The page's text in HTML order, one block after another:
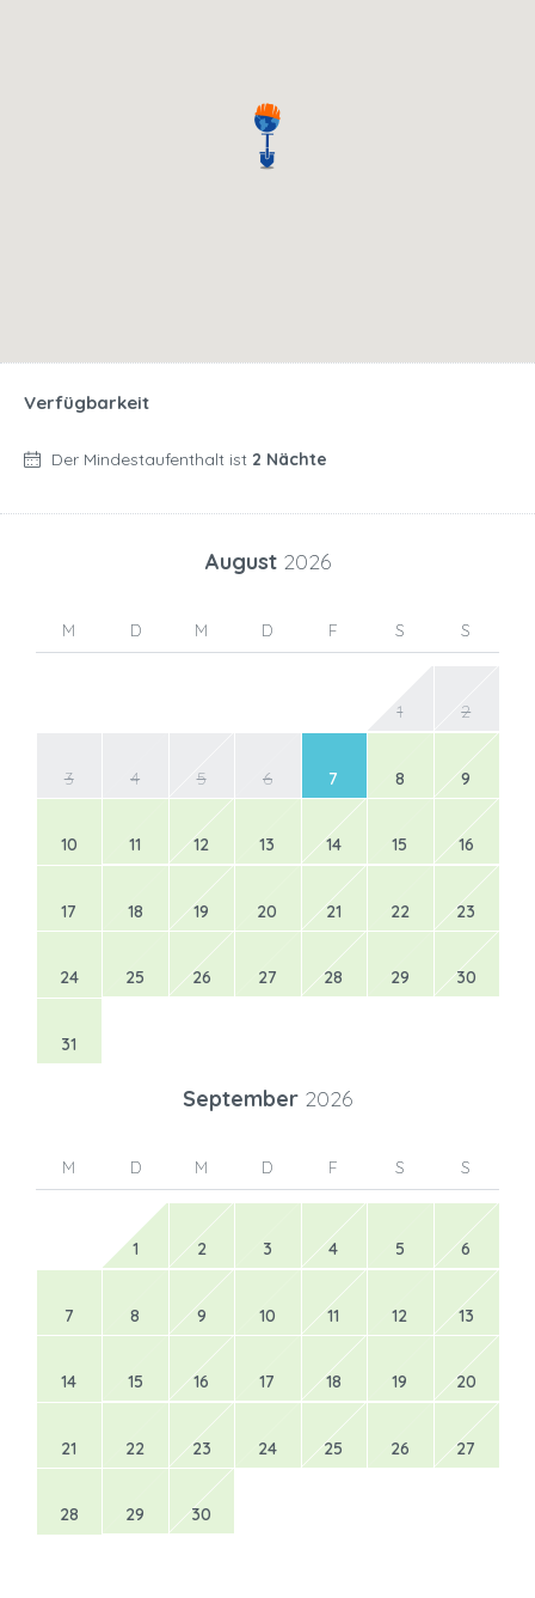
Verfügbarkeit
Der Mindestaufenthalt ist 2 Nächte
August 2026
M D M D F S S
1 2
3 4 5 6 7 8 9
10 11 12 13 14 15 16
17 18 19 20 21 22 23
24 25 26 27 28 29 30
31
September 2026
M D M D F S S
1 2 3 4 5 6
7 8 9 10 11 12 13
14 15 16 17 18 19 20
21 22 23 24 25 26 27
28 29 30